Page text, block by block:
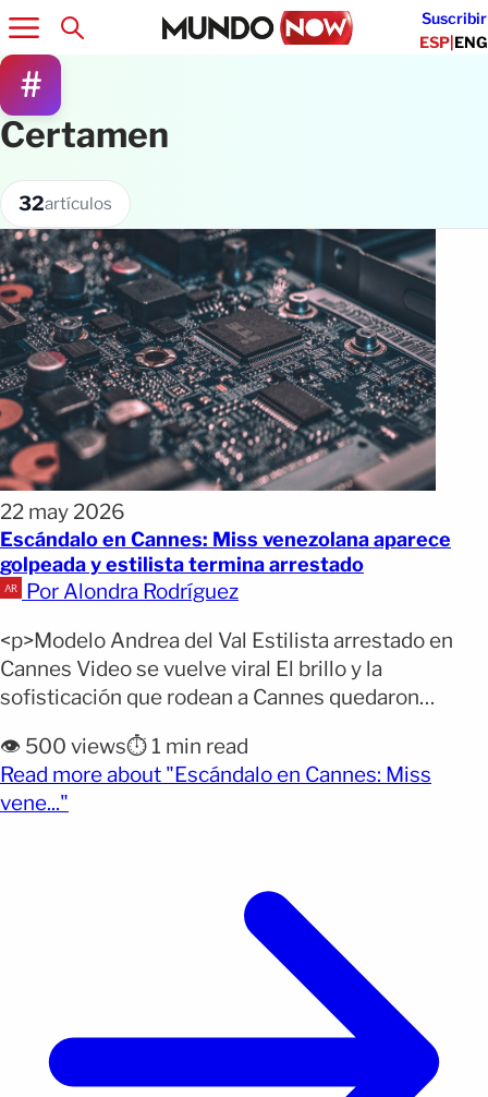
Suscribir
ESP|ENG
#
Certamen
32artículos
22 may 2026
Escándalo en Cannes: Miss venezolana aparece
golpeada y estilista termina arrestado
Por Alondra Rodríguez
<p>Modelo Andrea del Val Estilista arrestado en
Cannes Video se vuelve viral El brillo y la
sofisticación que rodean a Cannes quedaron
provocado indignación en el mundo de la moda. La
modelo venezolana Andrea del Val, reconocida por
su título de Miss Venezuela Global, publicó un video
👁️ 500 views⏱️ 1 min read
Read more about "Escándalo en Cannes: Miss
vene..."